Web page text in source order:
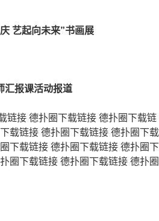
艺起向未来”书画展
汇报课活动报道
链接 德扑圈下载链接 德扑圈下载链
载链接 德扑圈下载链接 德扑圈下载
下载链接 德扑圈下载链接 德扑圈下
圈下载链接 德扑圈下载链接 德扑圈